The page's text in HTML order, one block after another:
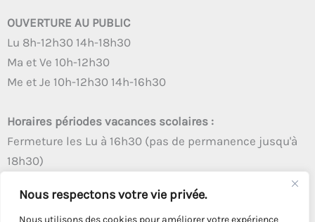
Nous respectons votre vie privée.
Nous utilisons des cookies pour améliorer votre expérience
OUVERTURE AU PUBLIC
Lu 8h-12h30 14h-18h30
Ma et Ve 10h-12h30
Me et Je 10h-12h30 14h-16h30
Horaires périodes vacances scolaires :
Fermeture les Lu à 16h30 (pas de permanence jusqu'à
18h30)